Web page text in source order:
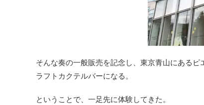
そんな奏の一般販売を記念し、東京青山にある
ラフトカクテルバーになる。
ということで、一足先に体験してきた。